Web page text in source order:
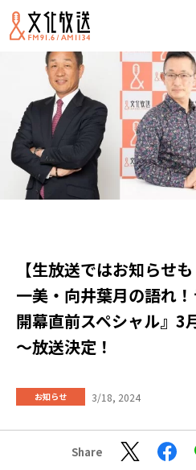
【生放送ではお知らせ
一美・向井葉月の語れ
開幕直前スペシャル』3
～放送決定！
お知らせ 3/18, 2024
Share